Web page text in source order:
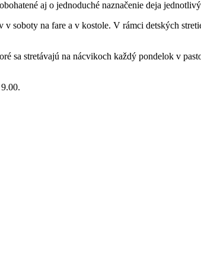
aj o jednoduché naznačenie deja
soboty na fare a v kostole. V rámci detských
sa stretávajú na nácvikoch každý pondelok v